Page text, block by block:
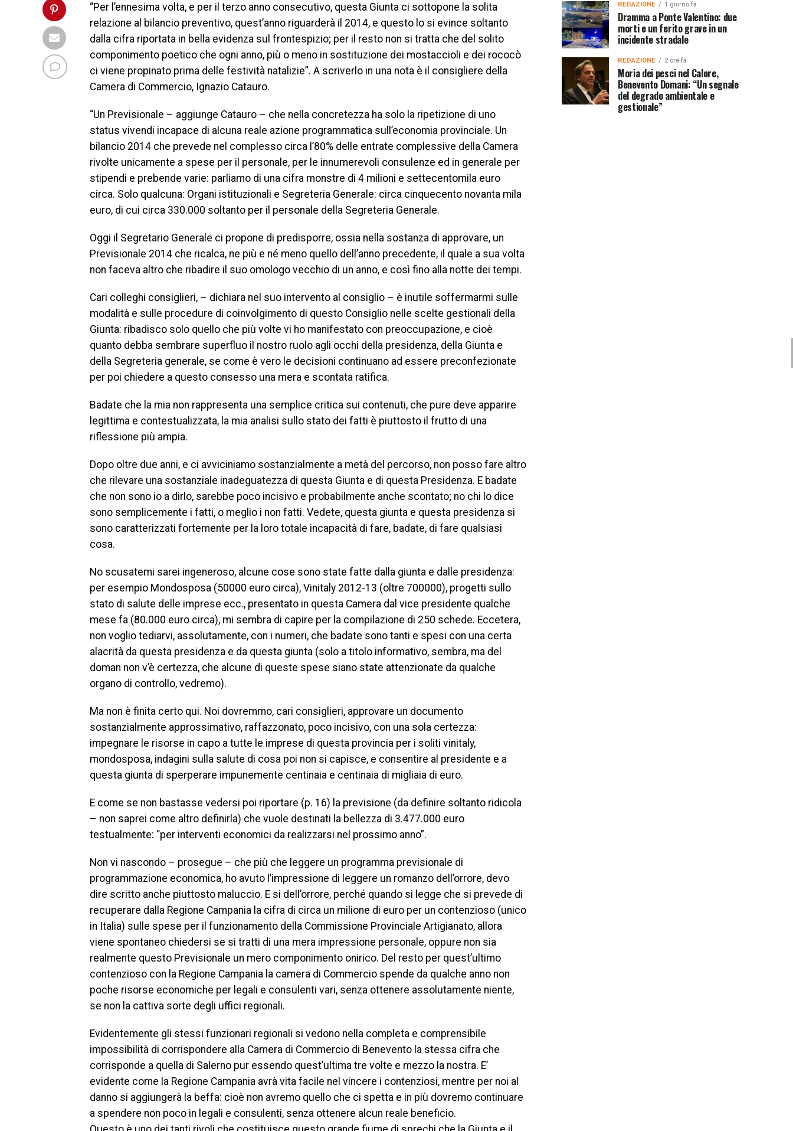
“Per l’ennesima volta, e per il terzo anno consecutivo, questa Giunta ci sottopone la solita
relazione al bilancio preventivo, quest’anno riguarderà il 2014, e questo lo si evince soltanto
dalla cifra riportata in bella evidenza sul frontespizio; per il resto non si tratta che del solito
componimento poetico che ogni anno, più o meno in sostituzione dei mostaccioli e dei rococò
ci viene propinato prima delle festività natalizie”. A scriverlo in una nota è il consigliere della
Camera di Commercio, Ignazio Catauro.
“Un Previsionale – aggiunge Catauro – che nella concretezza ha solo la ripetizione di uno
status vivendi incapace di alcuna reale azione programmatica sull’economia provinciale. Un
bilancio 2014 che prevede nel complesso circa l’80% delle entrate complessive della Camera
rivolte unicamente a spese per il personale, per le innumerevoli consulenze ed in generale per
stipendi e prebende varie: parliamo di una cifra monstre di 4 milioni e settecentomila euro
circa. Solo qualcuna: Organi istituzionali e Segreteria Generale: circa cinquecento novanta mila
euro, di cui circa 330.000 soltanto per il personale della Segreteria Generale.
Oggi il Segretario Generale ci propone di predisporre, ossia nella sostanza di approvare, un
Previsionale 2014 che ricalca, ne più e né meno quello dell’anno precedente, il quale a sua volta
non faceva altro che ribadire il suo omologo vecchio di un anno, e così fino alla notte dei tempi.
Cari colleghi consiglieri, – dichiara nel suo intervento al consiglio – è inutile soffermarmi sulle
modalità e sulle procedure di coinvolgimento di questo Consiglio nelle scelte gestionali della
Giunta: ribadisco solo quello che più volte vi ho manifestato con preoccupazione, e cioè
quanto debba sembrare superfluo il nostro ruolo agli occhi della presidenza, della Giunta e
della Segreteria generale, se come è vero le decisioni continuano ad essere preconfezionate
per poi chiedere a questo consesso una mera e scontata ratifica.
Badate che la mia non rappresenta una semplice critica sui contenuti, che pure deve apparire
legittima e contestualizzata, la mia analisi sullo stato dei fatti è piuttosto il frutto di una
riflessione più ampia.
Dopo oltre due anni, e ci avviciniamo sostanzialmente a metà del percorso, non posso fare altro
che rilevare una sostanziale inadeguatezza di questa Giunta e di questa Presidenza. E badate
che non sono io a dirlo, sarebbe poco incisivo e probabilmente anche scontato; no chi lo dice
sono semplicemente i fatti, o meglio i non fatti. Vedete, questa giunta e questa presidenza si
sono caratterizzati fortemente per la loro totale incapacità di fare, badate, di fare qualsiasi
cosa.
No scusatemi sarei ingeneroso, alcune cose sono state fatte dalla giunta e dalle presidenza:
per esempio Mondosposa (50000 euro circa), Vinitaly 2012-13 (oltre 700000), progetti sullo
stato di salute delle imprese ecc., presentato in questa Camera dal vice presidente qualche
mese fa (80.000 euro circa), mi sembra di capire per la compilazione di 250 schede. Eccetera,
non voglio tediarvi, assolutamente, con i numeri, che badate sono tanti e spesi con una certa
alacrità da questa presidenza e da questa giunta (solo a titolo informativo, sembra, ma del
doman non v’è certezza, che alcune di queste spese siano state attenzionate da qualche
organo di controllo, vedremo).
Ma non è finita certo qui. Noi dovremmo, cari consiglieri, approvare un documento
sostanzialmente approssimativo, raffazzonato, poco incisivo, con una sola certezza:
impegnare le risorse in capo a tutte le imprese di questa provincia per i soliti vinitaly,
mondosposa, indagini sulla salute di cosa poi non si capisce, e consentire al presidente e a
questa giunta di sperperare impunemente centinaia e centinaia di migliaia di euro.
E come se non bastasse vedersi poi riportare (p. 16) la previsione (da definire soltanto ridicola
– non saprei come altro definirla) che vuole destinati la bellezza di 3.477.000 euro
testualmente: “per interventi economici da realizzarsi nel prossimo anno”.
Non vi nascondo – prosegue – che più che leggere un programma previsionale di
programmazione economica, ho avuto l’impressione di leggere un romanzo dell’orrore, devo
dire scritto anche piuttosto maluccio. E si dell’orrore, perché quando si legge che si prevede di
recuperare dalla Regione Campania la cifra di circa un milione di euro per un contenzioso (unico
in Italia) sulle spese per il funzionamento della Commissione Provinciale Artigianato, allora
viene spontaneo chiedersi se si tratti di una mera impressione personale, oppure non sia
realmente questo Previsionale un mero componimento onirico. Del resto per quest’ultimo
contenzioso con la Regione Campania la camera di Commercio spende da qualche anno non
poche risorse economiche per legali e consulenti vari, senza ottenere assolutamente niente,
se non la cattiva sorte degli uffici regionali.
Evidentemente gli stessi funzionari regionali si vedono nella completa e comprensibile
impossibilità di corrispondere alla Camera di Commercio di Benevento la stessa cifra che
corrisponde a quella di Salerno pur essendo quest’ultima tre volte e mezzo la nostra. E’
evidente come la Regione Campania avrà vita facile nel vincere i contenziosi, mentre per noi al
danno si aggiungerà la beffa: cioè non avremo quello che ci spetta e in più dovremo continuare
a spendere non poco in legali e consulenti, senza ottenere alcun reale beneficio.
REDAZIONE 1 giorno fa
Dramma a Ponte Valentino: due
morti e un ferito grave in un
incidente stradale
REDAZIONE 2 ore fa
Moria dei pesci nel Calore,
Benevento Domani: “Un segnale
del degrado ambientale e
gestionale”